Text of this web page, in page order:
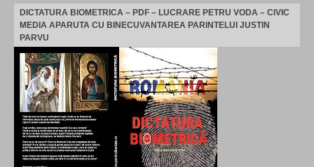
DICTATURA BIOMETRICA – PDF – LUCRARE PETRU VODA – CIVIC
MEDIA APARUTA CU BINECUVANTAREA PARINTELUI JUSTIN
PARVU